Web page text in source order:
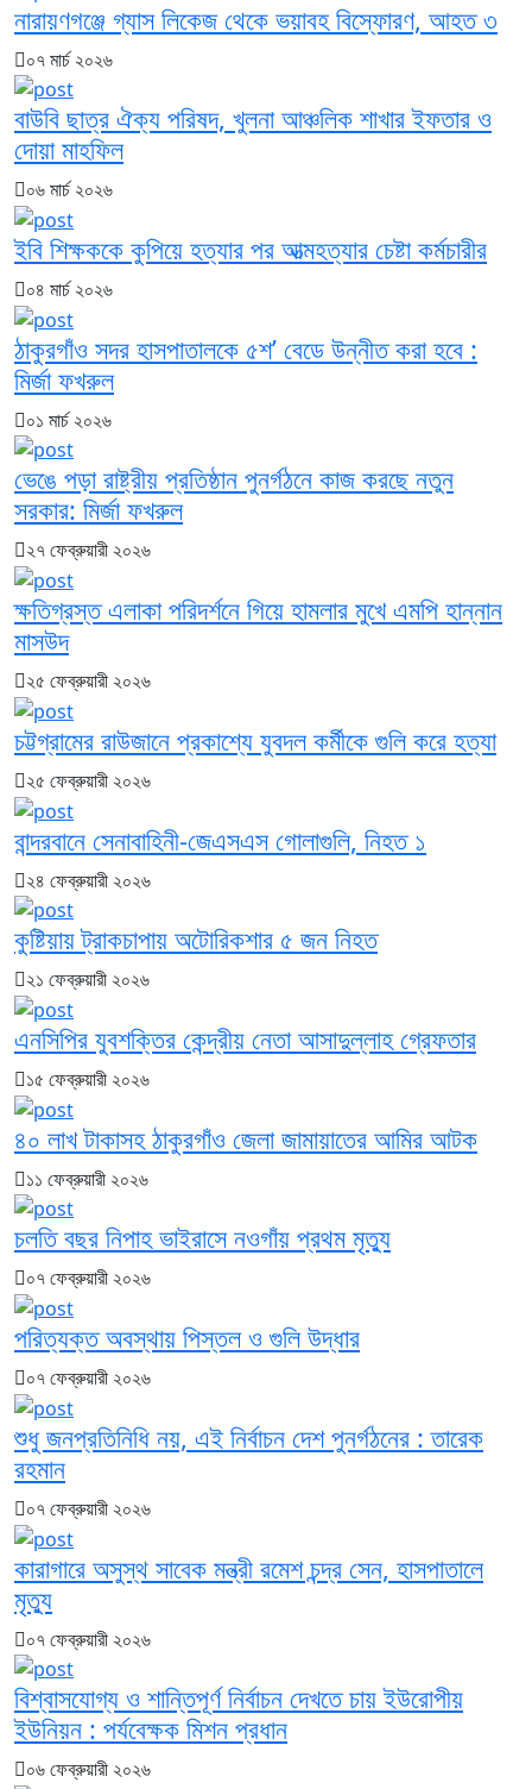
নারায়ণগঞ্জে গ্যাস লিকেজ থেকে ভয়াবহ বিস্ফোরণ, আহত ৩
০৭ মার্চ ২০২৬
বাউবি ছাত্র ঐক্য পরিষদ, খুলনা আঞ্চলিক শাখার ইফতার ও
দোয়া মাহফিল
০৬ মার্চ ২০২৬
ইবি শিক্ষককে কুপিয়ে হত্যার পর আত্মহত্যার চেষ্টা কর্মচারীর
০৪ মার্চ ২০২৬
ঠাকুরগাঁও সদর হাসপাতালকে ৫শ’ বেডে উন্নীত করা হবে :
মির্জা ফখরুল
০১ মার্চ ২০২৬
ভেঙে পড়া রাষ্ট্রীয় প্রতিষ্ঠান পুনর্গঠনে কাজ করছে নতুন
সরকার: মির্জা ফখরুল
২৭ ফেব্রুয়ারী ২০২৬
ক্ষতিগ্রস্ত এলাকা পরিদর্শনে গিয়ে হামলার মুখে এমপি হান্নান
মাসউদ
২৫ ফেব্রুয়ারী ২০২৬
চট্টগ্রামের রাউজানে প্রকাশ্যে যুবদল কর্মীকে গুলি করে হত্যা
২৫ ফেব্রুয়ারী ২০২৬
বান্দরবানে সেনাবাহিনী-জেএসএস গোলাগুলি, নিহত ১
২৪ ফেব্রুয়ারী ২০২৬
কুষ্টিয়ায় ট্রাকচাপায় অটোরিকশার ৫ জন নিহত
২১ ফেব্রুয়ারী ২০২৬
এনসিপির যুবশক্তির কেন্দ্রীয় নেতা আসাদুল্লাহ গ্রেফতার
১৫ ফেব্রুয়ারী ২০২৬
৪০ লাখ টাকাসহ ঠাকুরগাঁও জেলা জামায়াতের আমির আটক
১১ ফেব্রুয়ারী ২০২৬
চলতি বছর নিপাহ ভাইরাসে নওগাঁয় প্রথম মৃত্যু
০৭ ফেব্রুয়ারী ২০২৬
পরিত্যক্ত অবস্থায় পিস্তল ও গুলি উদ্ধার
০৭ ফেব্রুয়ারী ২০২৬
শুধু জনপ্রতিনিধি নয়, এই নির্বাচন দেশ পুনর্গঠনের : তারেক
রহমান
০৭ ফেব্রুয়ারী ২০২৬
কারাগারে অসুস্থ সাবেক মন্ত্রী রমেশ চন্দ্র সেন, হাসপাতালে
মৃত্যু
০৭ ফেব্রুয়ারী ২০২৬
বিশ্বাসযোগ্য ও শান্তিপূর্ণ নির্বাচন দেখতে চায় ইউরোপীয়
ইউনিয়ন : পর্যবেক্ষক মিশন প্রধান
০৬ ফেব্রুয়ারী ২০২৬